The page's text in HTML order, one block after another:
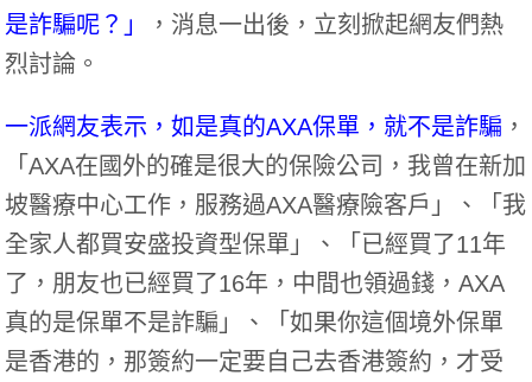
是詐騙呢？」
，消息一出後，立刻掀起網友們熱
烈討論。
一派網友表示，如是真的AXA保單，就不是詐騙 ，
「AXA在國外的確是很大的保險公司，我曾在新加
坡醫療中心工作，服務過AXA醫療險客戶」、「我
全家人都買安盛投資型保單」、「已經買了11年
了，朋友也已經買了16年，中間也領過錢，AXA
真的是保單不是詐騙」、「如果你這個境外保單
是香港的，那簽約一定要自己去香港簽約，才受